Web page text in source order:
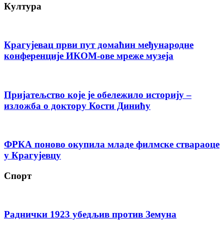
Култура
Крагујевац први пут домаћин међународне
конференције ИКОМ-ове мреже музеја
Пријатељство које је обележило историју –
изложба о доктору Кости Динићу
ФРКА поново окупила младе филмске ствараоце
у Крагујевцу
Спорт
Раднички 1923 убедљив против Земуна